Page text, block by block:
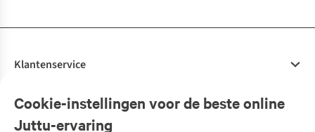
Cookie-instellingen voor de beste online
Juttu-ervaring
Klantenservice
Bestellen
Betalen
Onze diensten